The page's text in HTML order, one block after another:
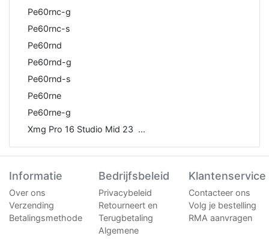
Pe60rnc-g
Pe60rnc-s
Pe60rnd
Pe60rnd-g
Pe60rnd-s
Pe60rne
Pe60rne-g
Xmg Pro 16 Studio Mid 23
Informatie
Over ons
Verzending
Betalingsmethode
Bedrijfsbeleid
Privacybeleid
Retourneert en
Terugbetaling
Algemene
Klantenservice
Contacteer ons
Volg je bestelling
RMA aanvragen